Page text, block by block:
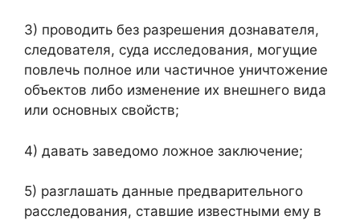
3) проводить без разрешения дознавателя,
следователя, суда исследования, могущие
повлечь полное или частичное уничтожение
объектов либо изменение их внешнего вида
или основных свойств;
4) давать заведомо ложное заключение;
5) разглашать данные предварительного
расследования, ставшие известными ему в